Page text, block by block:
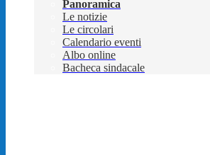
Panoramica
Le notizie
Le circolari
Calendario eventi
Albo online
Bacheca sindacale